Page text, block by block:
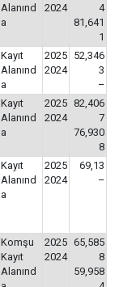
Alanınd
a
2024
4
81,641
1
Kayıt
Alanınd
a
2025
2024
52,346
3
–
Kayıt
Alanınd
a
2025
2024
82,406
7
76,930
8
Kayıt
Alanınd
a
2025
2024
69,13
–
Komşu
Kayıt
Alanınd
2025
2024
65,585
8
59,958